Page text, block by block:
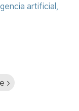
artificial,
›